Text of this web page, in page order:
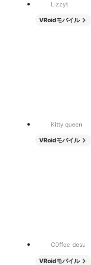
Lizzyt
VRoidモバイル
Kitty queen
VRoidモバイル
C0ffee_desu
VRoidモバイル